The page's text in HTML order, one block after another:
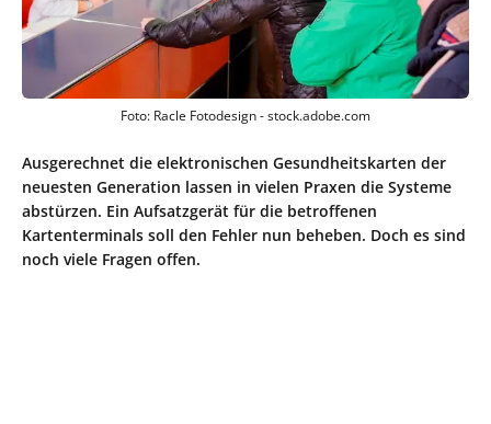
Foto: Racle Fotodesign - stock.adobe.com
Ausgerechnet die elektronischen Gesundheitskarten der
neuesten Generation lassen in vielen Praxen die Systeme
abstürzen. Ein Aufsatzgerät für die betroffenen
Kartenterminals soll den Fehler nun beheben. Doch es sind
noch viele Fragen offen.